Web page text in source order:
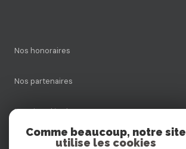
Nos honoraires
Nos partenaires
Mentions légales
Comme beaucoup, notre site
utilise les cookies